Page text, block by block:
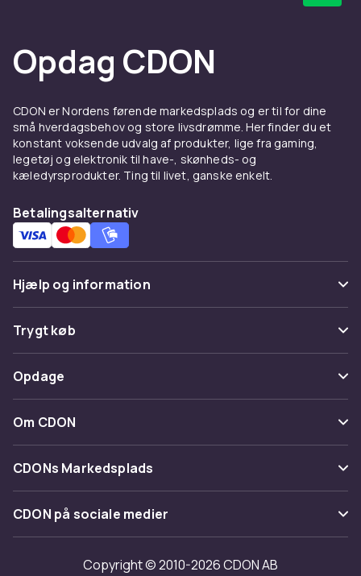
Opdag CDON
CDON er Nordens førende markedsplads og er til for dine
små hverdagsbehov og store livsdrømme. Her finder du et
konstant voksende udvalg af produkter, lige fra gaming,
legetøj og elektronik til have-, skønheds- og
kæledyrsprodukter. Ting til livet, ganske enkelt.
Betalingsalternativ
Hjælp og information
Ofte stillede spørgsmål
Spor pakke
Fortryd & returner her
Kontakt os
Trygt køb
Betaling
Levering
Tilbagekaldelser
Opdage
Kategorier
Maerke
Om CDON
Om os
Kundeanmeldelser
Arbejd på CDON
Investor relations
CDONs Markedsplads
Merchant Help Center
CDON på sociale medier
Copyright © 2010-2026 CDON AB